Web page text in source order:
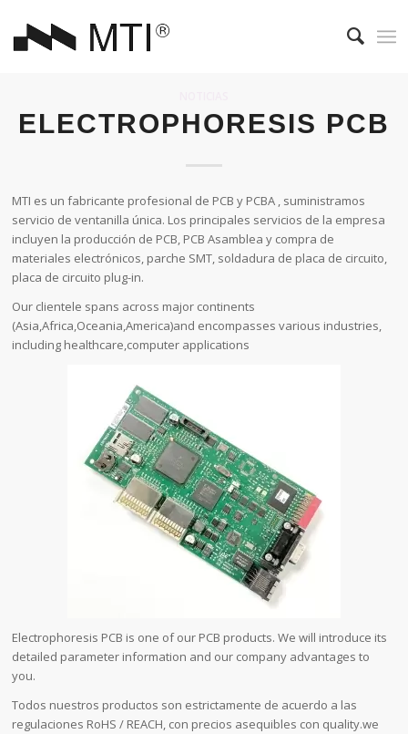
ELECTROPHORESIS PCB
MTI es un fabricante profesional de PCB y PCBA , suministramos
servicio de ventanilla única. Los principales servicios de la empresa
incluyen la producción de PCB, PCB Asamblea y compra de
materiales electrónicos, parche SMT, soldadura de placa de circuito,
placa de circuito plug-in.
Our clientele spans across major continents
(Asia,Africa,Oceania,America)and encompasses various industries,
including healthcare,computer applications
Electrophoresis PCB is one of our PCB products. We will introduce its
detailed parameter information and our company advantages to
you.
Todos nuestros productos son estrictamente de acuerdo a las
regulaciones RoHS / REACH, con precios asequibles con quality.we